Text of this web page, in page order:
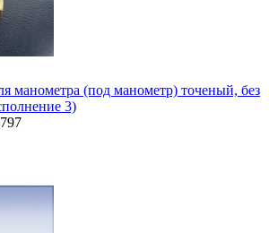
манометра (под манометр) точеный, без
3)